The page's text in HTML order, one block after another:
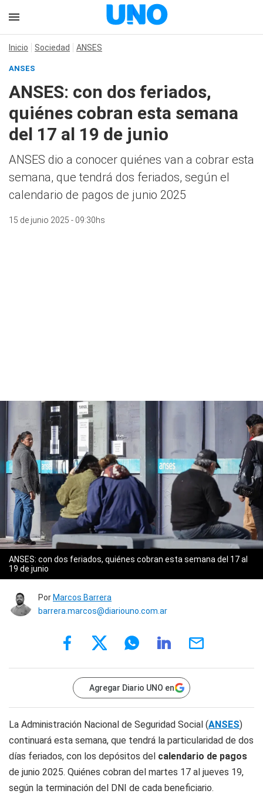
Inicio Sociedad ANSES
ANSES
ANSES: con dos feriados,
quiénes cobran esta semana
del 17 al 19 de junio
ANSES dio a conocer quiénes van a cobrar esta
semana, que tendrá dos feriados, según el
calendario de pagos de junio 2025
15 de junio 2025 - 09:30hs
ANSES: con dos feriados, quiénes cobran esta semana del 17 al
19 de junio
Por Marcos Barrera
barrera.marcos@diariouno.com.ar
Agregar Diario UNO en
La Administración Nacional de Seguridad Social (ANSES)
continuará esta semana, que tendrá la particularidad de dos
días feriados, con los depósitos del calendario de pagos
de junio 2025. Quiénes cobran del martes 17 al jueves 19,
según la terminación del DNI de cada beneficiario.